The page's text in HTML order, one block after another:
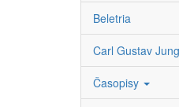
Beletria
Carl Gustav Jung
Časopisy